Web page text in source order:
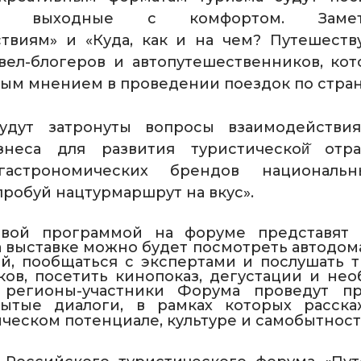
выходные с комфортом.
и «Куда, как и на чем?
блогеров и автопутешественников,
мнением в проведении поездок по
затронуты вопросы
для развития туристической̆
брендов
нацтурмаршрут на вкус».
программой на форуме представят
выставке можно будет посмотреть
пообщаться с экспертами и послушать
посетить кинопоказ, дегустации и
участники Форума проведут
диалоги, в рамках которых
потенциале, культуре и